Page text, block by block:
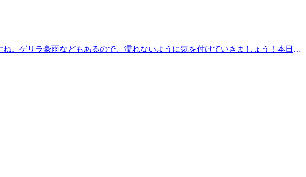
防”のボディケアを始めてみませんか?ぜひこの機会にリラクの肩甲骨ストレッ
待ちしております。=★=☆=★=☆=★=☆=★=☆=★=☆=★=☆=☆=★Re.Ra.Ku 池上店平
線「池上駅」北口より徒歩4分♪、蒲田駅より2駅
。ゲリラ豪雨などもあるので、濡れないように気を付けていきましょう！本日24
のように気持ちがいい肩甲骨ストレッチで、いつまでも健康で疲れづらいお身
レッチ&amp;ボディケアをお試しくださいませ(^^♪皆様のご来店を、スタッフ
土日祝日:10:00〜21:00【住所】東京都大田区池上 6-3-3東京堂ビル